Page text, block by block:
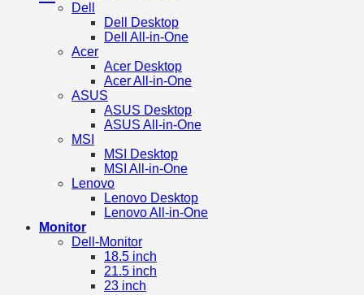
Dell
Dell Desktop
Dell All-in-One
Acer
Acer Desktop
Acer All-in-One
ASUS
ASUS Desktop
ASUS All-in-One
MSI
MSI Desktop
MSI All-in-One
Lenovo
Lenovo Desktop
Lenovo All-in-One
Monitor
Dell-Monitor
18.5 inch
21.5 inch
23 inch